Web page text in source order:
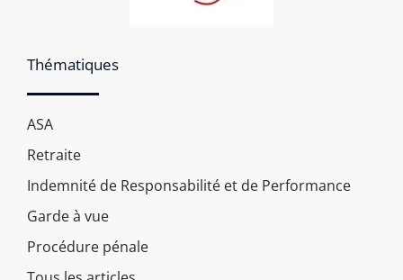
Thématiques
ASA
Retraite
Indemnité de Responsabilité et de Performance
Garde à vue
Procédure pénale